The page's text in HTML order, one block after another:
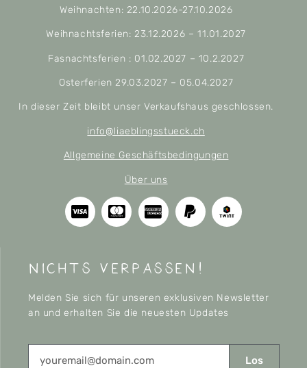
Weihnachten: 22.10.2026-27.10.2026
Weihnachtsferien: 23.12.2026 – 11.01.2027
Fasnachtsferien : 01.02.2027 – 10.2.2027
Osterferien 29.03.2027 – 05.04.2027
In dieser Zeit bleibt unser Verkaufshaus geschlossen.
info@liaeblingsstueck.ch
Allgemeine Geschäftsbedingungen
Über uns
nichts verpassen!
Melden Sie sich für unseren exklusiven Newsletter
an und erhalten Sie die neuesten Updates
Los